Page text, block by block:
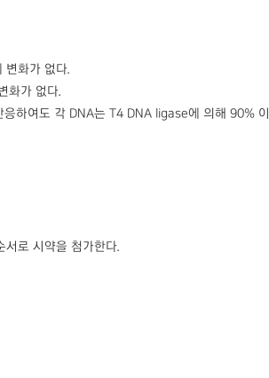
변화가 없다.
화가 없다.
하여도 각 DNA는 T4 DNA ligase에 의해 90%
로 시약을 첨가한다.